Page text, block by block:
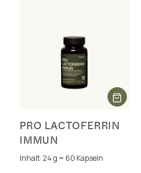
PRO LACTOFERRIN
IMMUN
Inhalt: 24 g = 60 Kapseln